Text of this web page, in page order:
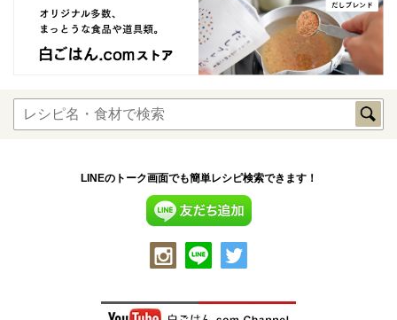
LINEのトーク画面でも簡単レシピ検索できます！